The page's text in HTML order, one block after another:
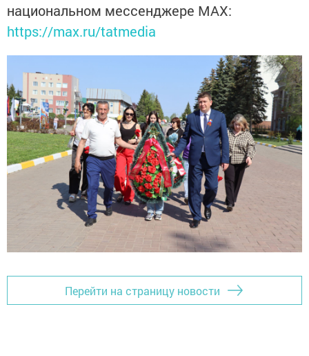
национальном мессенджере MАХ:
https://max.ru/tatmedia
Перейти на страницу новости